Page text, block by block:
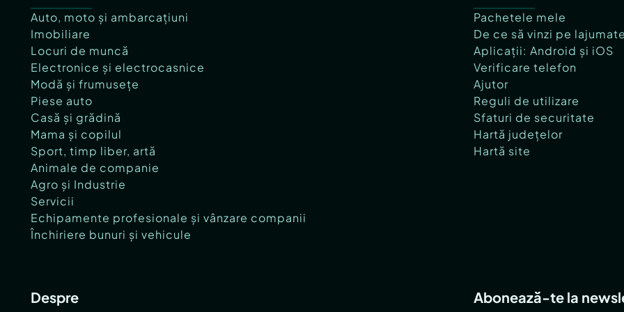
Auto, moto și ambarcațiuni
Imobiliare
Locuri de muncă
Electronice și electrocasnice
Modă și frumusețe
Piese auto
Casă și grădină
Mama și copilul
Sport, timp liber, artă
Animale de companie
Agro și Industrie
Servicii
Echipamente profesionale și vânzare companii
Închiriere bunuri și vehicule
Pachetele mele
De ce să vinzi pe
Aplicații: Android și iOS
Verificare telefon
Ajutor
Reguli de utilizare
Sfaturi de securitate
Hartă județelor
Hartă site
Despre Abonează-te la